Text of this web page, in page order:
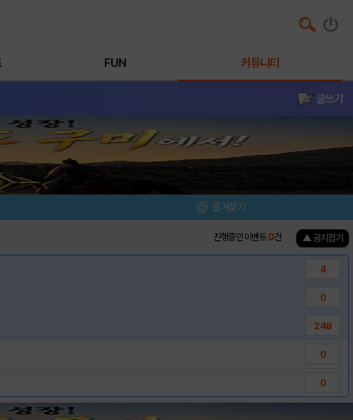
FUN 커뮤니티
글쓰기
즐겨찾기
진행중인 이벤트0건 ▲ 공지접기
4
0
248
0
0